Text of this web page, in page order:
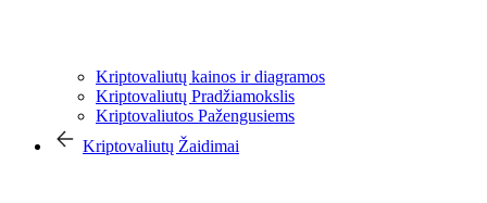
Kriptovaliutų kainos ir diagramos
Kriptovaliutų Pradžiamokslis
Kriptovaliutos Pažengusiems
Kriptovaliutų Žaidimai